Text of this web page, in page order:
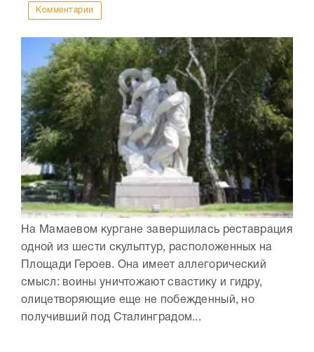
Комментарии
На Мамаевом кургане завершилась реставрация
одной из шести скульптур, расположенных на
Площади Героев. Она имеет аллегорический
смысл: воины уничтожают свастику и гидру,
олицетворяющие еще не побежденный, но
получивший под Сталинградом...